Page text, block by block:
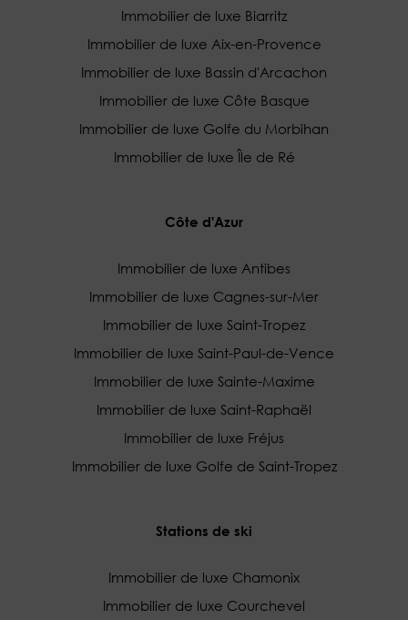
Immobilier de luxe Biarritz
Immobilier de luxe Aix-en-Provence
Immobilier de luxe Bassin d'Arcachon
Immobilier de luxe Côte Basque
Immobilier de luxe Golfe du Morbihan
Immobilier de luxe Île de Ré
Côte d'Azur
Immobilier de luxe Antibes
Immobilier de luxe Cagnes-sur-Mer
Immobilier de luxe Saint-Tropez
Immobilier de luxe Saint-Paul-de-Vence
Immobilier de luxe Sainte-Maxime
Immobilier de luxe Saint-Raphaël
Immobilier de luxe Fréjus
Immobilier de luxe Golfe de Saint-Tropez
Stations de ski
Immobilier de luxe Chamonix
Immobilier de luxe Courchevel